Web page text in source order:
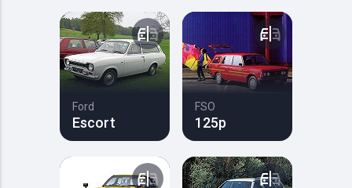
Ford
Escort
FSO
125p